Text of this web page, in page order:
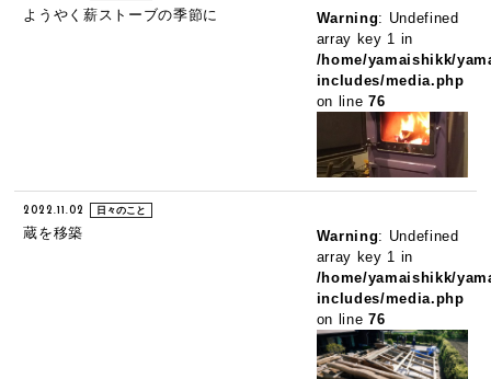
Warning: Undefined
array key 1 in
/home/yamaishikk/
includes/media.php
on line76
ようやく薪ストーブの季節に
Warning: Undefined
array key 1 in
/home/yamaishikk/
includes/media.php
on line76
2022.11.02 日々のこと
蔵を移築